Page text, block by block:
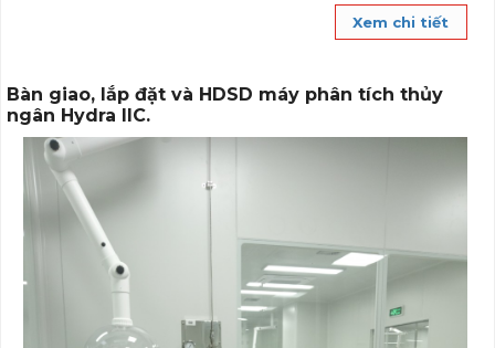
Xem chi tiết
Bàn giao, lắp đặt và HDSD máy phân tích thủy
ngân Hydra IIC.